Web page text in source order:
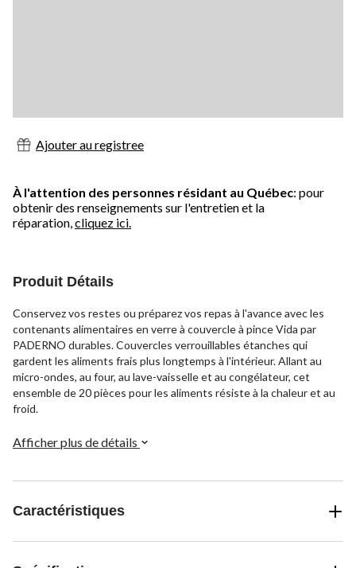
Ajouter au registree
À l'attention des personnes résidant au Québec: pour
obtenir des renseignements sur l'entretien et la
réparation,cliquez ici.
Produit Détails
Conservez vos restes ou préparez vos repas à l'avance avec les
contenants alimentaires en verre à couvercle à pince Vida par
PADERNO durables. Couvercles verrouillables étanches qui
gardent les aliments frais plus longtemps à l'intérieur. Allant au
micro-ondes, au four, au lave-vaisselle et au congélateur, cet
ensemble de 20 pièces pour les aliments résiste à la chaleur et au
froid.
Afficher plus de détails
Caractéristiques